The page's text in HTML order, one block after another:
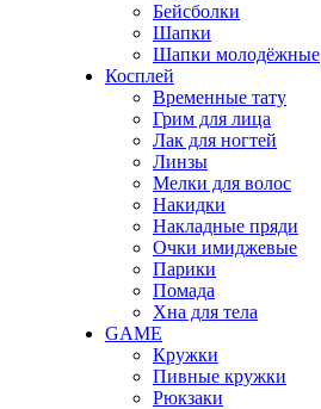
Бейсболки
Шапки
Шапки молодёжные
Косплей
Временные тату
Грим для лица
Лак для ногтей
Линзы
Мелки для волос
Накидки
Накладные пряди
Очки имиджевые
Парики
Помада
Хна для тела
GAME
Кружки
Пивные кружки
Рюкзаки